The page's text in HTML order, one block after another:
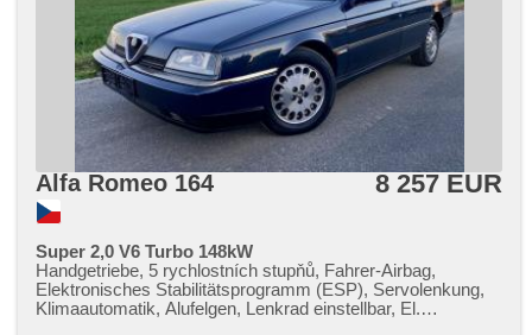
Alfa Romeo 164 8 257 EUR
Super 2,0 V6 Turbo 148kW
Handgetriebe, 5 rychlostních stupňů, Fahrer-Airbag,
Elektronisches Stabilitätsprogramm (ESP), Servolenkung,
Klimaautomatik, Alufelgen, Lenkrad einstellbar, El.